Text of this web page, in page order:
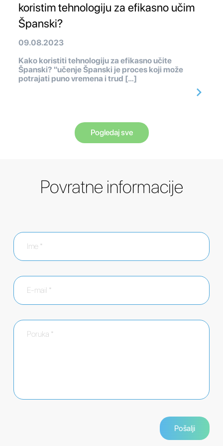
koristim tehnologiju za efikasno učim
Španski?
09.08.2023
Kako koristiti tehnologiju za efikasno učite
Španski? "učenje Španski je proces koji može
potrajati puno vremena i trud […]
Pogledaj sve
Povratne informacije